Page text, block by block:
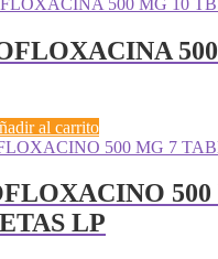
al carrito
500
LP